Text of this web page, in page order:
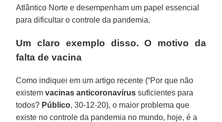
Atlântico Norte e desempenham um papel essencial
para dificultar o controle da pandemia.
Um claro exemplo disso. O motivo da
falta de vacina
Como indiquei em um artigo recente (“Por que não
existemvacinas anticoronavírus suficientes para
todos? Público, 30-12-20), o maior problema que
existe no controle da pandemia no mundo, hoje, é a